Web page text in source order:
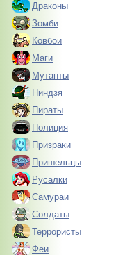
Драконы
Зомби
Ковбои
Маги
Мутанты
Ниндзя
Пираты
Полиция
Призраки
Пришельцы
Русалки
Самураи
Солдаты
Террористы
Феи